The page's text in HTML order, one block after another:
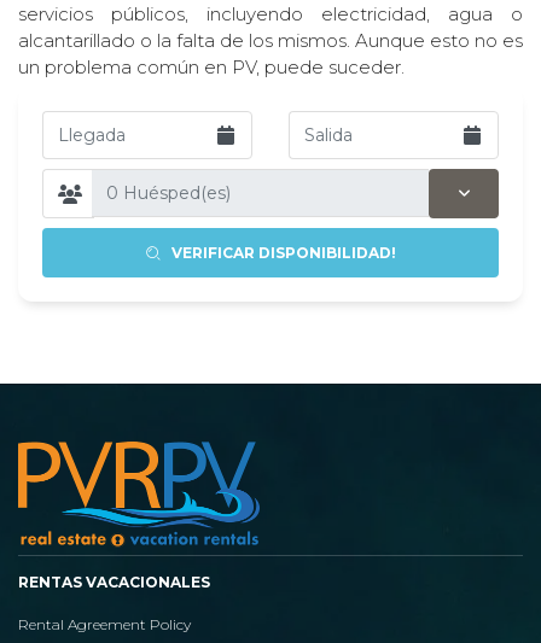
servicios públicos, incluyendo electricidad, agua o
alcantarillado o la falta de los mismos. Aunque esto no es
un problema común en PV, puede suceder.
VERIFICAR DISPONIBILIDAD!
RENTAS VACACIONALES
Rental Agreement Policy